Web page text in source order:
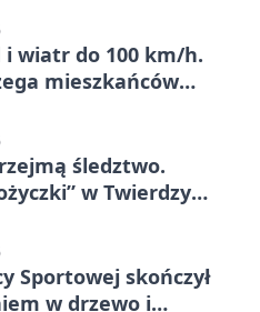
i wiatr do 100 km/h.
mieszkańców
śledztwo.
w Twierdzy
Sportowej skończył
w drzewo i